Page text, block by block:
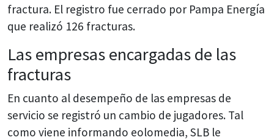
fractura. El registro fue cerrado por Pampa Energía
que realizó 126 fracturas.
Las empresas encargadas de las
fracturas
En cuanto al desempeño de las empresas de
servicio se registró un cambio de jugadores. Tal
como viene informando eolomedia, SLB le